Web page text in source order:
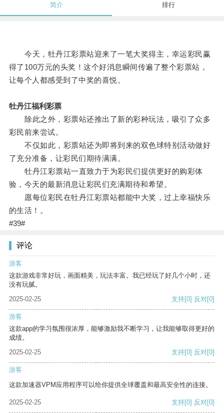
简介 排行
今天，牡丹江彩票站迎来了一笔大奖得主，幸运彩民赢
得了100万元的头奖！这个好消息瞬间传遍了整个彩票站，
让每个人都感受到了中奖的喜悦。
牡丹江福利彩票
除此之外，彩票站还推出了新的彩种玩法，吸引了众多
彩民前来尝试。
不仅如此，彩票站还为即将到来的双色球特别活动做好
了充分准备，让彩民们期待满满。
牡丹江彩票站一直致力于为彩民们提供更好的购彩体
验，今天的最新消息让彩民们充满期待和希望。
愿每位彩民在牡丹江彩票站都能中大奖，过上幸福快乐
的生活！。
#39#
评论
游客
这款游戏非常好玩，画面精美，玩法丰富。我已经玩了好几个小时，还
没有玩腻。
2025-02-25
支持[0] 反对[0]
游客
这款app的学习氛围很浓厚，能够激励我不断学习，让我能够取得更好的
成绩。
2025-02-25
支持[0] 反对[0]
游客
这款加速器VPM应用程序可以给你提供全球覆盖和最高安全性的连接。
2025-02-25 支持[0] 反对[0]